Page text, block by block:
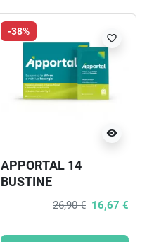
-38%
visibility
favorite_border
APPORTAL 14
BUSTINE
26,90 € 16,67 €